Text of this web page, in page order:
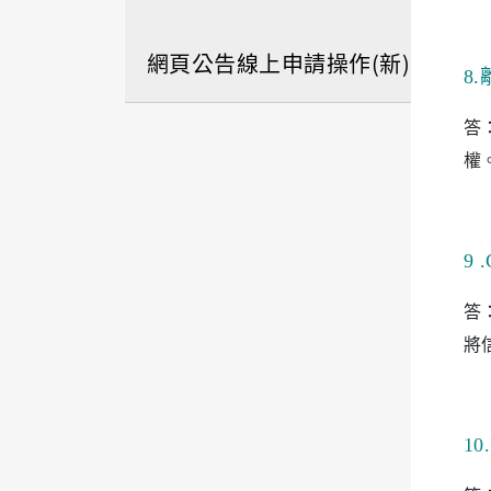
網頁公告線上申請操作(新) 8.
答
權
9
答
將
10.